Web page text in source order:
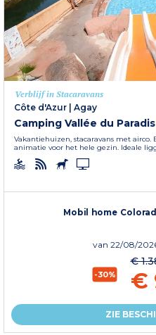
Verblijf in Stacaravans
Côte d'Azur | Agay
Camping Vallée du Paradis
Vakantiehuizen, stacaravans met
animatie voor het hele gezin. Ideale
Mobil home
van 22/08/
-30%
€
€
ZIE